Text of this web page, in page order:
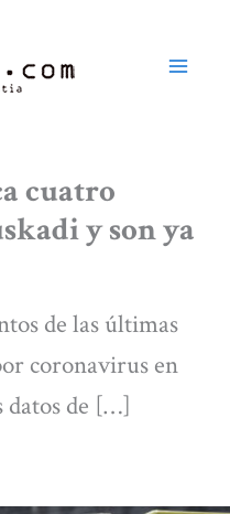
cuatro
y son ya
de las últimas
coronavirus en
datos de […]